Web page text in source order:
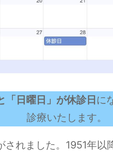
「日曜日」が休診日 に
診療いたします。
れました。1951年以